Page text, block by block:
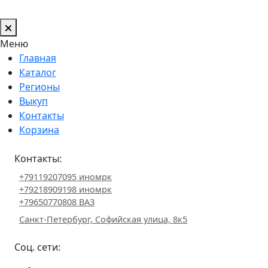
Меню
Главная
Каталог
Регионы
Выкуп
Контакты
Корзина
Контакты:
+79119207095 иномрк
+79218909198 иномрк
+79650770808 ВАЗ
Санкт-Петербург, Софийская улица, 8к5
Соц. сети: